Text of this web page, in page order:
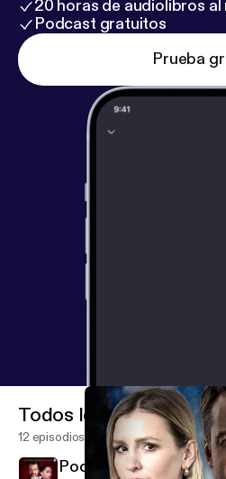
20 horas de audiolibros al
Podcast gratuitos
Prueba
Todos los episodios
12 episodios
Podcast-Empfehlung: